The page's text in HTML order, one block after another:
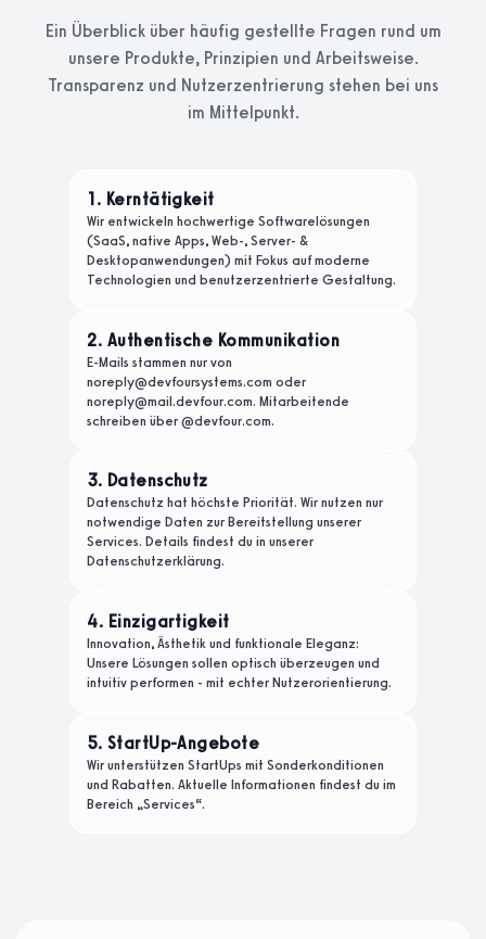
Ein Überblick über häufig gestellte Fragen rund um
unsere Produkte, Prinzipien und Arbeitsweise.
Transparenz und Nutzerzentrierung stehen bei uns
im Mittelpunkt.
1. Kerntätigkeit
Wir entwickeln hochwertige Softwarelösungen
(SaaS, native Apps, Web-, Server- &
Desktopanwendungen) mit Fokus auf moderne
Technologien und benutzerzentrierte Gestaltung.
2. Authentische Kommunikation
E-Mails stammen nur von
noreply@devfoursystems.com oder
noreply@mail.devfour.com. Mitarbeitende
schreiben über @devfour.com.
3. Datenschutz
Datenschutz hat höchste Priorität. Wir nutzen nur
notwendige Daten zur Bereitstellung unserer
Services. Details findest du in unserer
Datenschutzerklärung.
4. Einzigartigkeit
Innovation, Ästhetik und funktionale Eleganz:
Unsere Lösungen sollen optisch überzeugen und
intuitiv performen - mit echter Nutzerorientierung.
5. StartUp-Angebote
Wir unterstützen StartUps mit Sonderkonditionen
und Rabatten. Aktuelle Informationen findest du im
Bereich „Services“.